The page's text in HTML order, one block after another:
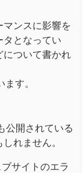
マンスに影響を
タとなってい
について書かれ
す。
公開されている
れません。
サイトのエラ